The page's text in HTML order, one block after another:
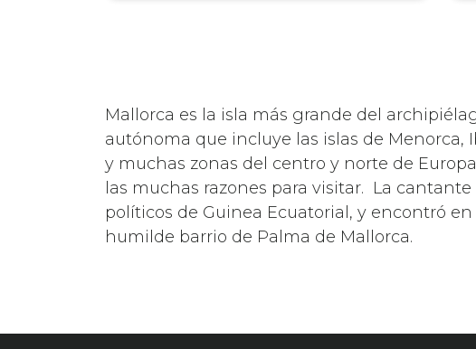
Mallorca es la isla más grande del
autónoma que incluye las islas de Menorca,
y muchas zonas del centro y norte de
las muchas razones para visitar. La
políticos de Guinea Ecuatorial, y encontró
humilde barrio de Palma de Mallorca.